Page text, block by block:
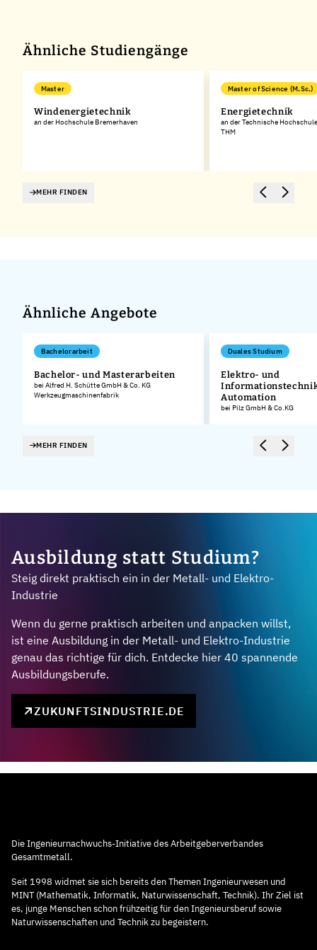
Ähnliche Studiengänge
Master
Windenergietechnik
an der Hochschule Bremerhaven
Master of Science (M.Sc.)
Energietechnik
an der Technische
THM
MEHR FINDEN
Ähnliche Angebote
Bachelorarbeit
Bachelor- und Masterarbeiten
bei Alfred H. Schütte GmbH & Co. KG
Werkzeugmaschinenfabrik
Duales Studium
Elektro- und
Automation
bei Pilz GmbH & Co.KG
MEHR FINDEN
Ausbildung statt Studium?
Steig direkt praktisch ein in der Metall- und Elektro-
Industrie
Wenn du gerne praktisch arbeiten und anpacken willst,
ist eine Ausbildung in der Metall- und Elektro-Industrie
genau das richtige für dich. Entdecke hier 40 spannende
Ausbildungsberufe.
ZUKUNFTSINDUSTRIE.DE
Die Ingenieurnachwuchs-Initiative des Arbeitgeberverbandes
Gesamtmetall.
Seit 1998 widmet sie sich bereits den Themen Ingenieurwesen und
MINT (Mathematik, Informatik, Naturwissenschaft, Technik). Ihr Ziel ist
es, junge Menschen schon frühzeitig für den Ingenieursberuf sowie
Naturwissenschaften und Technik zu begeistern.